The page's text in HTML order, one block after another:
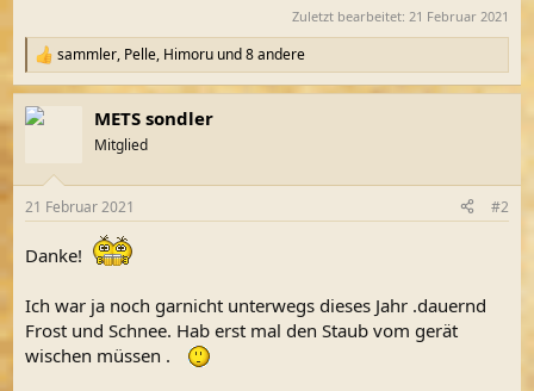
Zuletzt bearbeitet: 21 Februar 2021
R
e
a
k
e
:
sammler, Pelle, Himoru und 8 andere
METS sondler
Mitglied
21 Februar 2021 #2
Danke!
Ich war ja noch garnicht unterwegs dieses Jahr .dauernd
Frost und Schnee. Hab erst mal den Staub vom gerät
wischen müssen .